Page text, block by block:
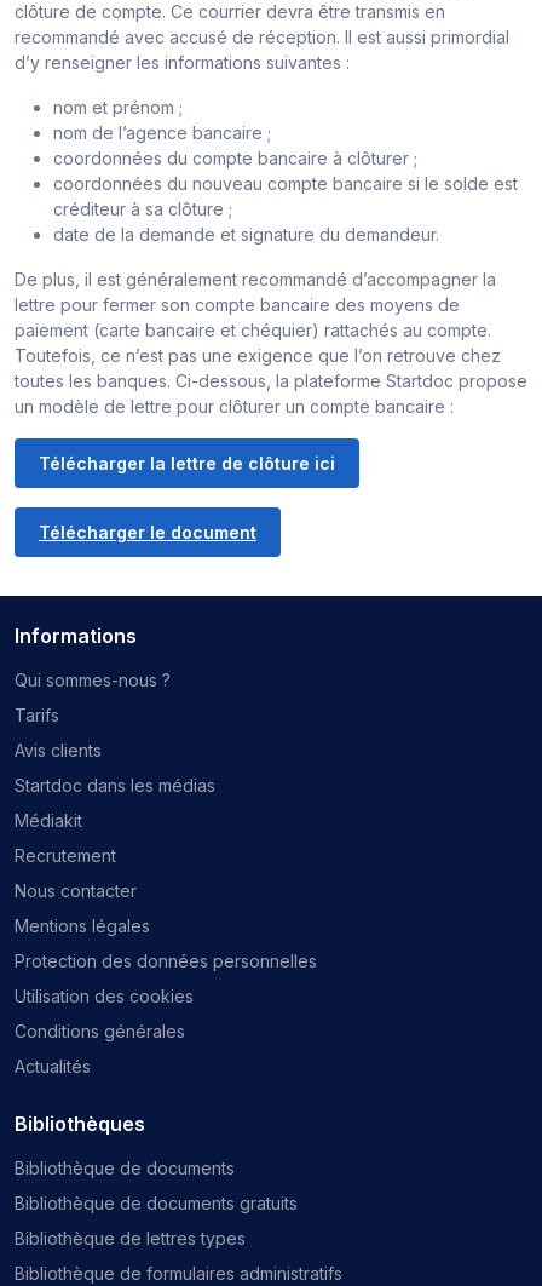
clôture de compte. Ce courrier devra être transmis en
recommandé avec accusé de réception. Il est aussi primordial
d’y renseigner les informations suivantes :
nom et prénom ;
nom de l’agence bancaire ;
coordonnées du compte bancaire à clôturer ;
coordonnées du nouveau compte bancaire si le solde est
créditeur à sa clôture ;
date de la demande et signature du demandeur.
De plus, il est généralement recommandé d’accompagner la
lettre pour fermer son compte bancaire des moyens de
paiement (carte bancaire et chéquier) rattachés au compte.
Toutefois, ce n’est pas une exigence que l’on retrouve chez
toutes les banques. Ci-dessous, la plateforme Startdoc propose
un modèle de lettre pour clôturer un compte bancaire :
Télécharger la lettre de clôture ici
Télécharger le document
Informations
Qui sommes-nous ?
Tarifs
Avis clients
Startdoc dans les médias
Médiakit
Recrutement
Nous contacter
Mentions légales
Protection des données personnelles
Utilisation des cookies
Conditions générales
Actualités
Bibliothèques
Bibliothèque de documents
Bibliothèque de documents gratuits
Bibliothèque de lettres types
Bibliothèque de formulaires administratifs